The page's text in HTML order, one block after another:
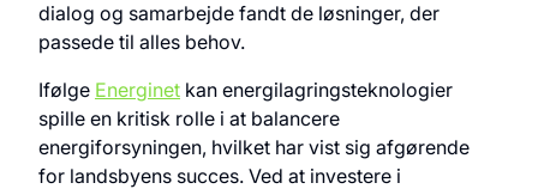
dialog og samarbejde fandt de løsninger, der
passede til alles behov.
Ifølge Energinet kan energilagringsteknologier
spille en kritisk rolle i at balancere
energiforsyningen, hvilket har vist sig afgørende
for landsbyens succes. Ved at investere i